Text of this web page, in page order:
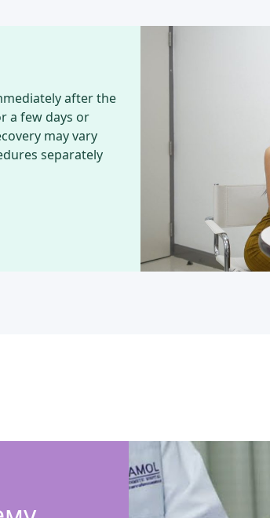
after the
a few days or
may vary
separately